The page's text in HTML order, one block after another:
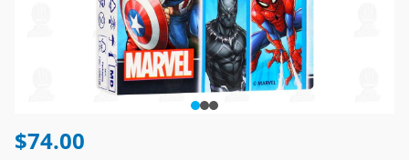
$74.00